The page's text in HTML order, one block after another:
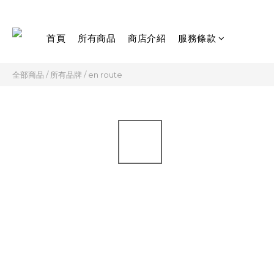
首頁 所有商品 商店介紹 服務條款
全部商品 /所有品牌 /en route